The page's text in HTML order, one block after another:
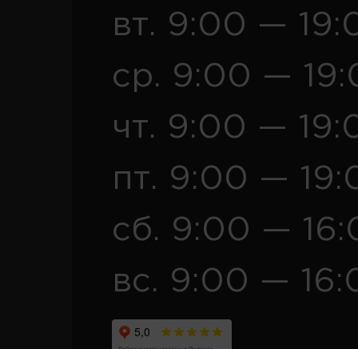
вт. 9:00 —
ср. 9:00 —
чт. 9:00 —
пт. 9:00 —
сб. 9:00 —
вс. 9:00 —